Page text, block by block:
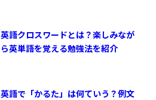
英語クロスワードとは？楽しみなが
ら英単語を覚える勉強法を紹介
英語で「かるた」は何ていう？例文